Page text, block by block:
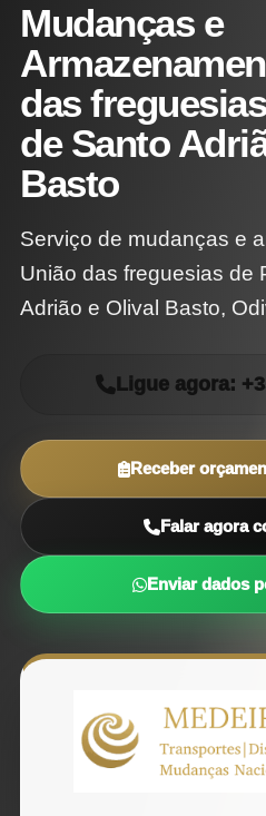
Mudanças e
das
de Santo
Basto
Serviço de mudanças e
União das freguesias de
Adrião e Olival Basto,
Ligue agora:
Receber
Falar agora
Enviar dados